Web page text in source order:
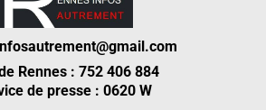
Rennes : 752 406 884
de presse : 0620 W